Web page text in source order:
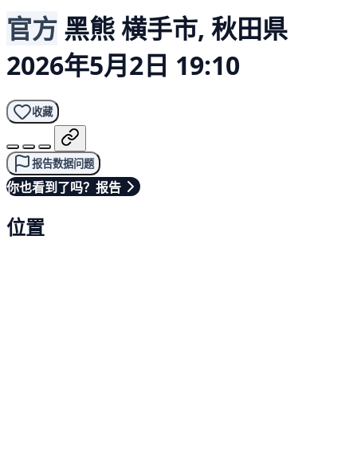
官方 黑熊 横手市, 秋田県
2026年5月2日 19:10
收藏
报告数据问题
你也看到了吗？报告
位置